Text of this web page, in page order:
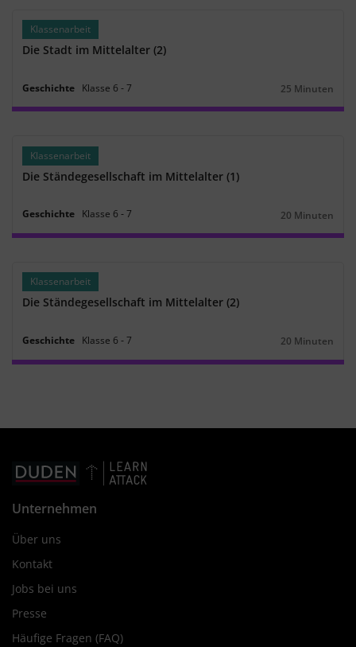
Klassenarbeit
Die Stadt im Mittelalter (2)
Geschichte Klasse 6 ‐7
Dauer:
25 Minuten
Klassenarbeit
Die Ständegesellschaft im Mittelalter (1)
Geschichte Klasse 6 ‐7
Dauer:
20 Minuten
Klassenarbeit
Die Ständegesellschaft im Mittelalter (2)
Geschichte Klasse 6 ‐7
Dauer:
20 Minuten
Unternehmen
Über uns
Kontakt
Jobs bei uns
Presse
Häufige Fragen (FAQ)